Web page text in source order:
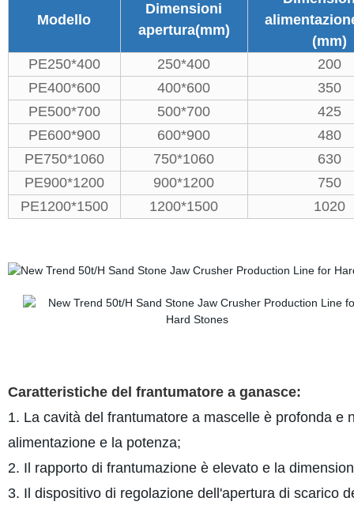
Modello
Dimensioni
apertura(mm)
(mm)
PE250*400
250*400
200
PE400*600
400*600
350
PE500*700
500*700
425
PE600*900
600*900
480
PE750*1060
750*1060
630
PE900*1200
900*1200
750
PE1200*1500
1200*1500 1020
Caratteristiche del frantumatore a ganasce:
1. La cavità del frantumatore a mascelle è profonda
alimentazione e la potenza;
2. Il rapporto di frantumazione è elevato e la
3. Il dispositivo di regolazione dell'apertura di scarico